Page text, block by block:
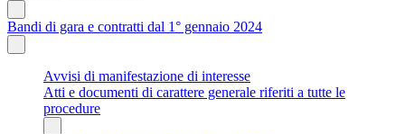
Bandi di gara e contratti dal 1° gennaio 2024
Avvisi di manifestazione di interesse
Atti e documenti di carattere generale riferiti a tutte le
procedure